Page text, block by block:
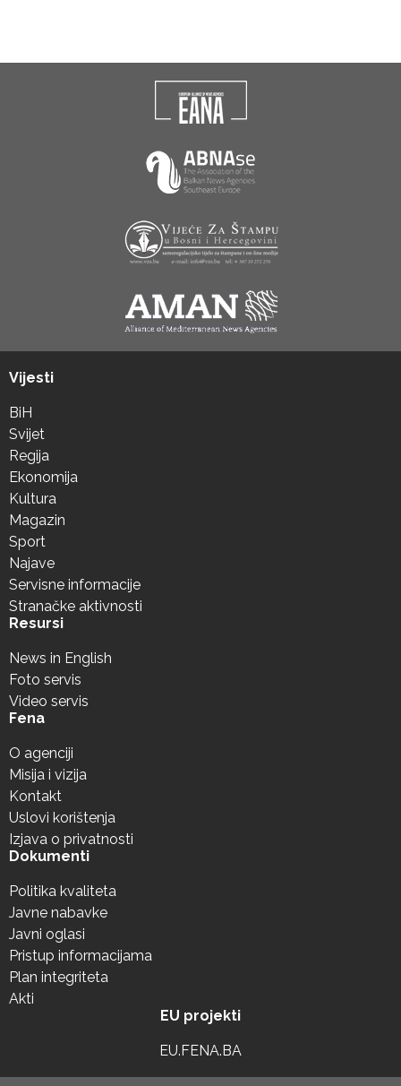
Vijesti
BiH
Svijet
Regija
Ekonomija
Kultura
Magazin
Sport
Najave
Servisne informacije
Stranačke aktivnosti
Resursi
News in English
Foto servis
Video servis
Fena
O agenciji
Misija i vizija
Kontakt
Uslovi korištenja
Izjava o privatnosti
Dokumenti
Politika kvaliteta
Javne nabavke
Javni oglasi
Pristup informacijama
Plan integriteta
Akti
EU projekti
EU.FENA.BA